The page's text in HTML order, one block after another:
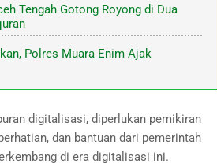
Tengah Gotong Royong di Dua
Polres Muara Enim Ajak
digitalisasi, diperlukan pemikiran
dan bantuan dari pemerintah
di era digitalisasi ini.